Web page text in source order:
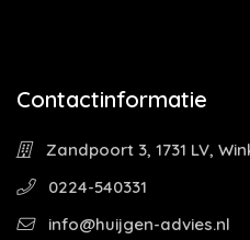
Contactinformatie
Zandpoort 3, 1731 LV,
0224-540331
info@huijgen-advies.nl